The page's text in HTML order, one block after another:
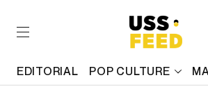
EDITORIAL POP CULTURE